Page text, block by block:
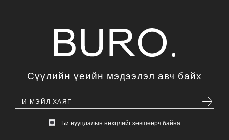
Сүүлийн үеийн мэдээлэл авч байх
Би нууцлалын нөхцлийг зөвшөөрч байна